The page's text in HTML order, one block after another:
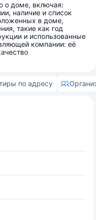
о доме, включая:
наличие и список
в доме,
такие как год
и использованные
компании: её
по адресу